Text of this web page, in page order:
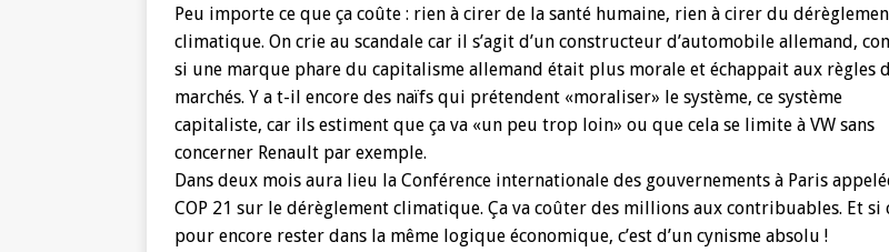
Peu importe ce que ça coûte : rien à cirer de la santé humaine, rien à cirer du
climatique. On crie au scandale car il s’agit d’un constructeur d’automobile allemand,
si une marque phare du capitalisme allemand était plus morale et échappait aux règles
marchés. Y a t-il encore des naïfs qui prétendent «moraliser» le système, ce système
capitaliste, car ils estiment que ça va «un peu trop loin» ou que cela se limite à VW sans
concerner Renault par exemple.
Dans deux mois aura lieu la Conférence internationale des gouvernements à Paris
COP 21 sur le dérèglement climatique. Ça va coûter des millions aux contribuables. Et si
pour encore rester dans la même logique économique, c’est d’un cynisme absolu !